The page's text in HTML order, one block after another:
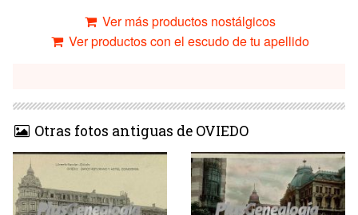
Ver más productos nostálgicos
Ver productos con el escudo de tu apellido
Otras fotos antiguas de OVIEDO